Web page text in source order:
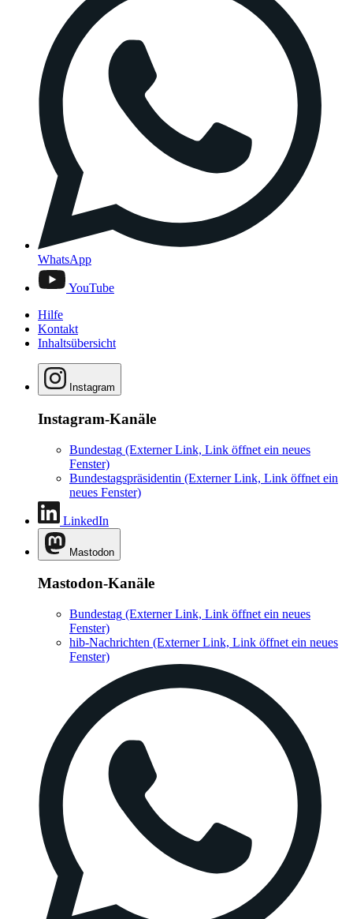
WhatsApp
YouTube
Hilfe
Kontakt
Inhaltsübersicht
Instagram
Instagram-Kanäle
Bundestag (Externer Link, Link öffnet ein neues
Fenster)
Bundestagspräsidentin (Externer Link, Link öffnet ein
neues Fenster)
LinkedIn
Mastodon
Mastodon-Kanäle
Bundestag (Externer Link, Link öffnet ein neues
Fenster)
hib-Nachrichten (Externer Link, Link öffnet ein neues
Fenster)